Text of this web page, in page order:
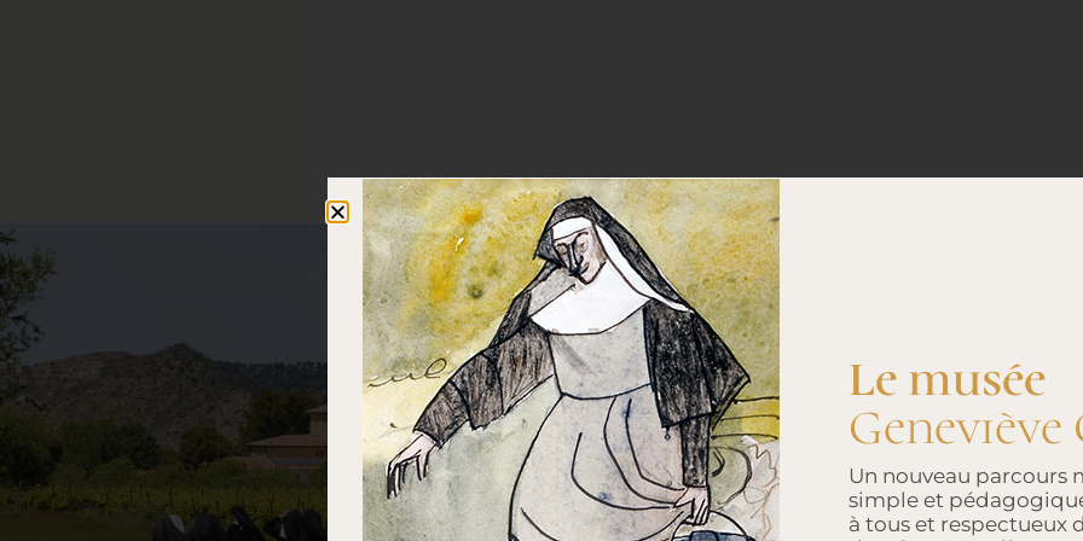
Notre Dame
Sur les hauteurs
surplombant la
Le musée
Un nouveau parcours
simple et
à tous et respectueux